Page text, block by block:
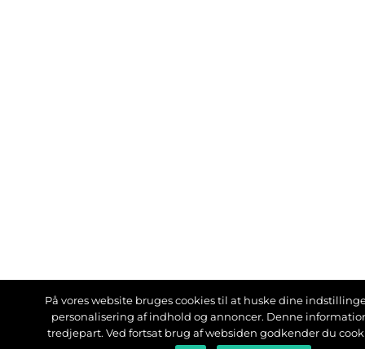
På vores website bruges cookies til at huske dine
personalisering af indhold og annoncer. Denne
tredjepart. Ved fortsat brug af websiden godkender du